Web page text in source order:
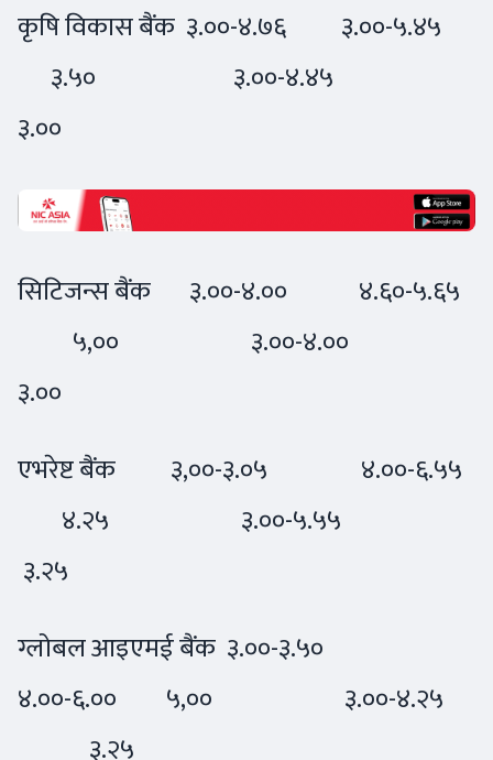
कृषि विकास बैंक ३.००-४.७६ ३.००-५.४५
३.५० ३.००-४.४५
३.००
सिटिजन्स बैंक ३.००-४.०० ४.६०-५.६५
५,०० ३.००-४.००
३.००
एभरेष्ट बैंक ३,००-३.०५ ४.००-६.५५
४.२५ ३.००-५.५५
३.२५
ग्लोबल आइएमई बैंक ३.००-३.५०
४.००-६.०० ५,०० ३.००-४.२५
३.२५